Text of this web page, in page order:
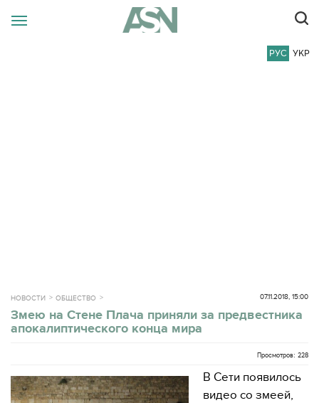
РУС УКР
НОВОСТИ ОБЩЕСТВО 07.11.2018, 15:00
Змею на Стене Плача приняли за предвестника
апокалиптического конца мира
Просмотров: 228
В Сети появилось
видео со змеей,